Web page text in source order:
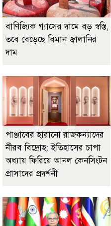
বাণিজ্যিক গ্যাসের দামে বড় স্বস্তি,
তবে বেড়েছে বিমান জ্বালানির
দাম
পাঞ্জাবের হারানো রাজকন্যাদের
নীরব বিদ্রোহ: ইতিহাসের চাপা
অধ্যায় ফিরিয়ে আনল কেনসিংটন
প্রাসাদের প্রদর্শনী